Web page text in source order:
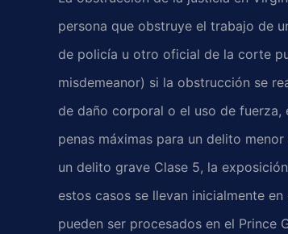
persona que obstruye el trabajo de
de policía u otro oficial de la corte
misdemeanor) si la obstrucción se
de daño corporal o el uso de
penas máximas para un delito
un delito grave Clase 5, la
estos casos se llevan inicialmente
pueden ser procesados en el Prince